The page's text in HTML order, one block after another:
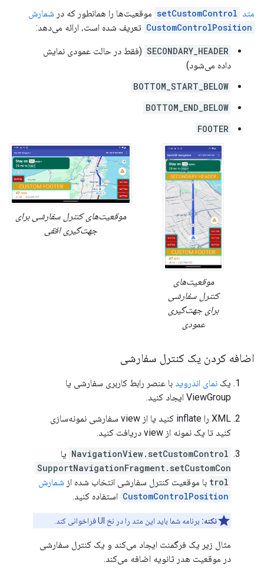
متد setCustomControl موقعیت‌ها را همانطور که در شمارش
CustomControlPosition تعریف شده است، ارائه می‌دهد:
SECONDARY_HEADER (فقط در حالت عمودی نمایش
داده می‌شود)
BOTTOM_START_BELOW
BOTTOM_END_BELOW
FOOTER
موقعیت‌های
کنترل سفارشی
برای جهت‌گیری
عمودی
موقعیت‌های کنترل سفارشی برای
جهت‌گیری افقی
اضافه کردن یک کنترل سفارشی
یک نمای اندروید با عنصر رابط کاربری سفارشی یا
ViewGroup ایجاد کنید.
XML را inflate کنید یا از view سفارشی نمونه‌سازی
کنید تا یک نمونه از view دریافت کنید.
NavigationView.setCustomControl یا
SupportNavigationFragment.setCustomCon
trol با موقعیت کنترل سفارشی انتخاب شده از شمارش
CustomControlPosition استفاده کنید.
نکته: برنامه شما باید این متد را در نخ UI فراخوانی کند.
مثال زیر یک فرگمنت ایجاد می‌کند و یک کنترل سفارشی
در موقعیت هدر ثانویه اضافه می‌کند.